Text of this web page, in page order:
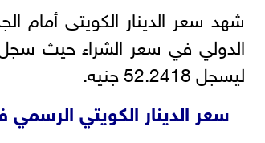
شهد سعر الدينار الكويتى أمام
ليسجل 52.2418 جنيه.
سعر الدينار الكويتي